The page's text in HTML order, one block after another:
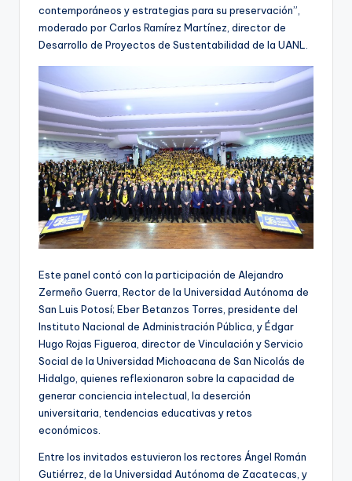
contemporáneos y estrategias para su preservación”,
moderado por Carlos Ramírez Martínez, director de
Desarrollo de Proyectos de Sustentabilidad de la UANL.
Este panel contó con la participación de Alejandro
Zermeño Guerra, Rector de la Universidad Autónoma de
San Luis Potosí; Eber Betanzos Torres, presidente del
Instituto Nacional de Administración Pública, y Édgar
Hugo Rojas Figueroa, director de Vinculación y Servicio
Social de la Universidad Michoacana de San Nicolás de
Hidalgo, quienes reflexionaron sobre la capacidad de
generar conciencia intelectual, la deserción
universitaria, tendencias educativas y retos
económicos.
Entre los invitados estuvieron los rectores Ángel Román
Gutiérrez, de la Universidad Autónoma de Zacatecas, y